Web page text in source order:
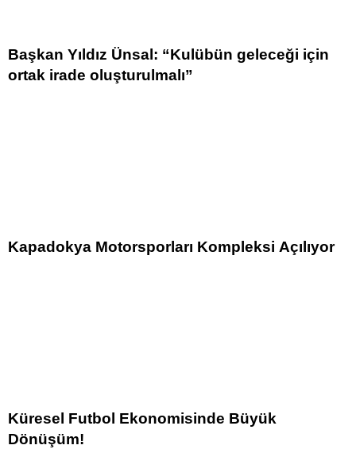
Başkan Yıldız Ünsal: “Kulübün geleceği için
ortak irade oluşturulmalı”
Kapadokya Motorsporları Kompleksi Açılıyor
Küresel Futbol Ekonomisinde Büyük
Dönüşüm!